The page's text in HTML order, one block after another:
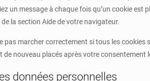
un message à chaque fois qu’un cookie est
la section Aide de votre navigateur.
pas marcher correctement si tous les cookies
nouveau placés après votre consentement
données personnelles